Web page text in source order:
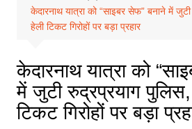
केदारनाथ यात्रा को “साइबर सेफ” बनाने में
हेली टिकट गिरोहों पर बड़ा प्रहार
केदारनाथ यात्रा को
में जुटी रुद्रप्रयाग पुलिस,
टिकट गिरोहों पर बड़ा